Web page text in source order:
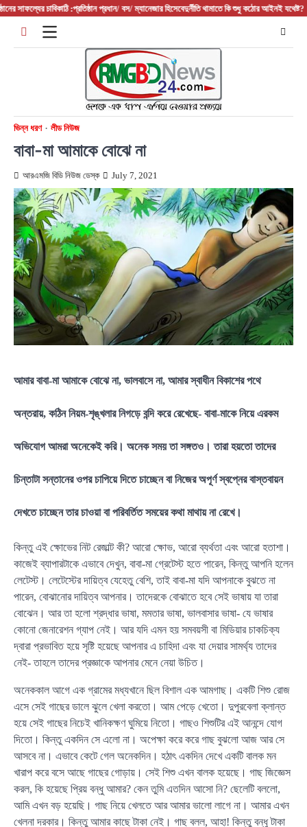
Skipচাবিকাঠি :প্রতিষ্ঠান প্রধান/ বস/ ম্যানেজার হিসেবেদুর্নীতি থামাতে কি শুধু কঠোর আইনই যথেষ্ট?ফরিদপুরের
ভিন্ন ধরণ লীড নিউজ
বাবা-মা আমাকে বোঝে না
আরএমজি বিডি নিউজ ডেস্ক July 7, 2021
আমার বাবা-মা আমাকে বোঝে না, ভালবাসে না, আমার স্বাধীন বিকাশের পথে
অন্তরায়, কঠিন নিয়ম-শৃঙ্খলার নিগড়ে বন্দি করে রেখেছে- বাবা-মাকে নিয়ে এরকম
অভিযোগ আমরা অনেকেই করি। অনেক সময় তা সঙ্গতও। তারা হয়তো তাদের
চিন্তাটা সন্তানের ওপর চাপিয়ে দিতে চাচ্ছেন বা নিজের অপূর্ণ স্বপ্নের বাস্তবায়ন
দেখতে চাচ্ছেন তার চাওয়া বা পরিবর্তিত সময়ের কথা মাথায় না রেখে।
কিন্তু এই ক্ষোভের নিট রেজাল্ট কী? আরো ক্ষোভ, আরো ব্যর্থতা এবং আরো হতাশা।
কাজেই ব্যাপারটাকে এভাবে দেখুন, বাবা-মা গ্রেটেস্ট হতে পারেন, কিন্তু আপনি হলেন
লেটেস্ট। লেটেস্টের দায়িত্ব যেহেতু বেশি, তাই বাবা-মা যদি আপনাকে বুঝতে না
পারেন, বোঝানোর দায়িত্ব আপনার। তাদেরকে বোঝাতে হবে সেই ভাষায় যা তারা
বোঝেন। আর তা হলো শ্রদ্ধার ভাষা, মমতার ভাষা, ভালবাসার ভাষা- যে ভাষার
কোনো জেনারেশন গ্যাপ নেই। আর যদি এমন হয় সমবয়সী বা মিডিয়ার চাকচিক্য
দ্বারা প্রভাবিত হয়ে সৃষ্টি হয়েছে আপনার এ চাহিদা এবং যা দেয়ার সামর্থ্য তাদের
নেই- তাহলে তাদের প্রজ্ঞাকে আপনার মেনে নেয়া উচিত।
অনেককাল আগে এক গ্রামের মধ্যখানে ছিল বিশাল এক আমগাছ। একটি শিশু রোজ
এসে সেই গাছের ডালে ঝুলে খেলা করতো। আম পেড়ে খেতো। দুপুরবেলা ক্লান্ত
হয়ে সেই গাছের নিচেই খানিকক্ষণ ঘুমিয়ে নিতো। গাছও শিশুটির এই আনন্দে যোগ
দিতো। কিন্তু একদিন সে এলো না। অপেক্ষা করে করে গাছ বুঝলো আজ আর সে
আসবে না। এভাবে কেটে গেল অনেকদিন। হঠাৎ একদিন দেখে একটি বালক মন
খারাপ করে বসে আছে গাছের গোড়ায়। সেই শিশু এখন বালক হয়েছে। গাছ জিজ্ঞেস
করল, কি হয়েছে প্রিয় বন্ধু আমার? কেন তুমি এতদিন আসো নি? ছেলেটি বললো,
আমি এখন বড় হয়েছি। গাছ নিয়ে খেলতে আর আমার ভালো লাগে না। আমার এখন
খেলনা দরকার। কিন্তু আমার কাছে টাকা নেই। গাছ বলল, আহা! কিন্তু বন্ধু টাকা